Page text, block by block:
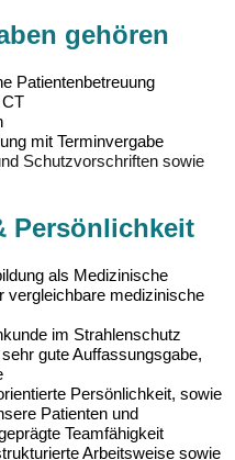
gehören
Patientenbetreuung
mit Terminvergabe
Schutzvorschriften sowie
Persönlichkeit
als Medizinische
vergleichbare medizinische
im Strahlenschutz
gute Auffassungsgabe,
Persönlichkeit, sowie
Patienten und
Teamfähigkeit
Arbeitsweise sowie